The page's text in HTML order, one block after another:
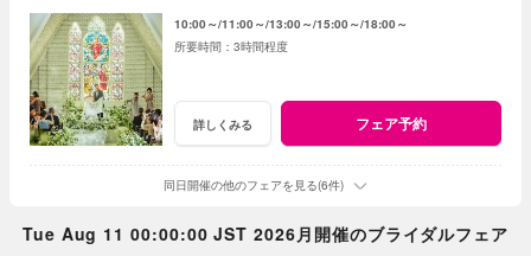
10:00～ 11:00～ 13:00～ 15:00～ 18:00～
3時間程度
詳しくみる フェア予約
同日開催の他のフェアを見る(6件)
Tue Aug 11 00:00:00 JST 2026月開催のブライダルフェア